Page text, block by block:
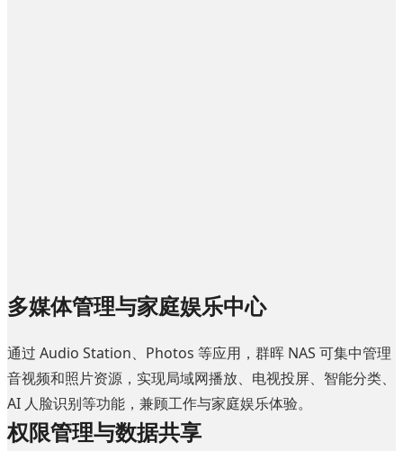
多媒体管理与家庭娱乐中心
通过 Audio Station、Photos 等应用，群晖 NAS 可集中管理
音视频和照片资源，实现局域网播放、电视投屏、智能分类、
AI 人脸识别等功能，兼顾工作与家庭娱乐体验。
权限管理与数据共享